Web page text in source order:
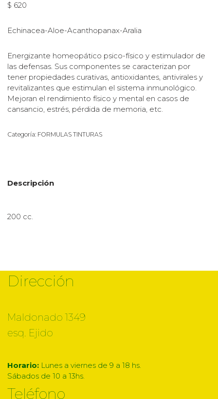
$ 620
Echinacea-Aloe-Acanthopanax-Aralia
Energizante homeopático psico-físico y estimulador de
las defensas. Sus componentes se caracterizan por
tener propiedades curativas, antioxidantes, antivirales y
revitalizantes que estimulan el sistema inmunológico.
Mejoran el rendimiento físico y mental en casos de
cansancio, estrés, pérdida de memoria, etc.
Categoría: FORMULAS TINTURAS
Descripción
200 cc.
Dirección
Maldonado 1349
esq. Ejido
Horario: Lunes a viernes de 9 a 18 hs.
Sábados de 10 a 13hs.
Teléfono